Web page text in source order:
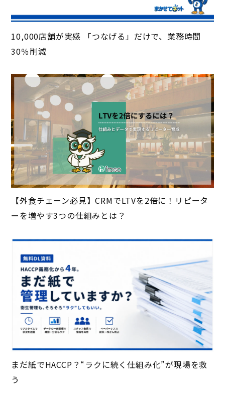
10,000店舗が実感 「つなげる」だけで、業務時間
30％削減
【外食チェーン必見】CRMでLTVを2倍に！リピータ
ーを増やす3つの仕組みとは？
まだ紙でHACCP？“ラクに続く仕組み化”が現場を救
う